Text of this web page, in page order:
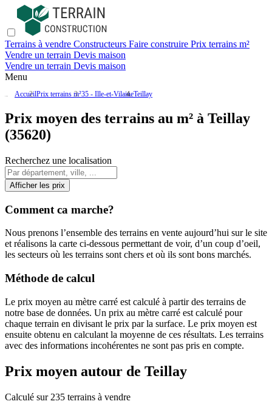
Terrains à vendre Constructeurs Faire construire Prix terrains m²
Vendre un terrain Devis maison
Vendre un terrain Devis maison
Menu
AccueilPrix terrains m²35 - Ille-et-VilaineTeillay
Prix moyen des terrains au m² à Teillay
(35620)
Recherchez une localisation
Afficher les prix
Comment ca marche?
Nous prenons l’ensemble des terrains en vente aujourd’hui sur le site
et réalisons la carte ci-dessous permettant de voir, d’un coup d’oeil,
les secteurs où les terrains sont chers et où ils sont bons marchés.
Méthode de calcul
Le prix moyen au mètre carré est calculé à partir des terrains de
notre base de données. Un prix au mètre carré est calculé pour
chaque terrain en divisant le prix par la surface. Le prix moyen est
ensuite obtenu en calculant la moyenne de ces résultats. Les terrains
avec des informations incohérentes ne sont pas pris en compte.
Prix moyen autour de Teillay
Calculé sur 235 terrains à vendre